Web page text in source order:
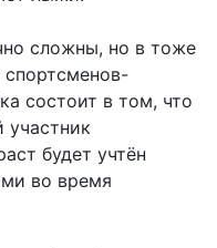
сложны, но в тоже
состоит в том, что
будет учтён
во время